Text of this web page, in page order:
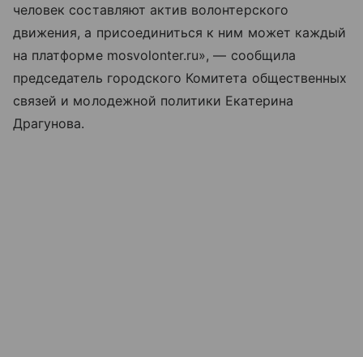
человек составляют актив волонтерского
движения, а присоединиться к ним может каждый
на платформе mosvolonter.ru», — сообщила
председатель городского Комитета общественных
связей и молодежной политики Екатерина
Драгунова.